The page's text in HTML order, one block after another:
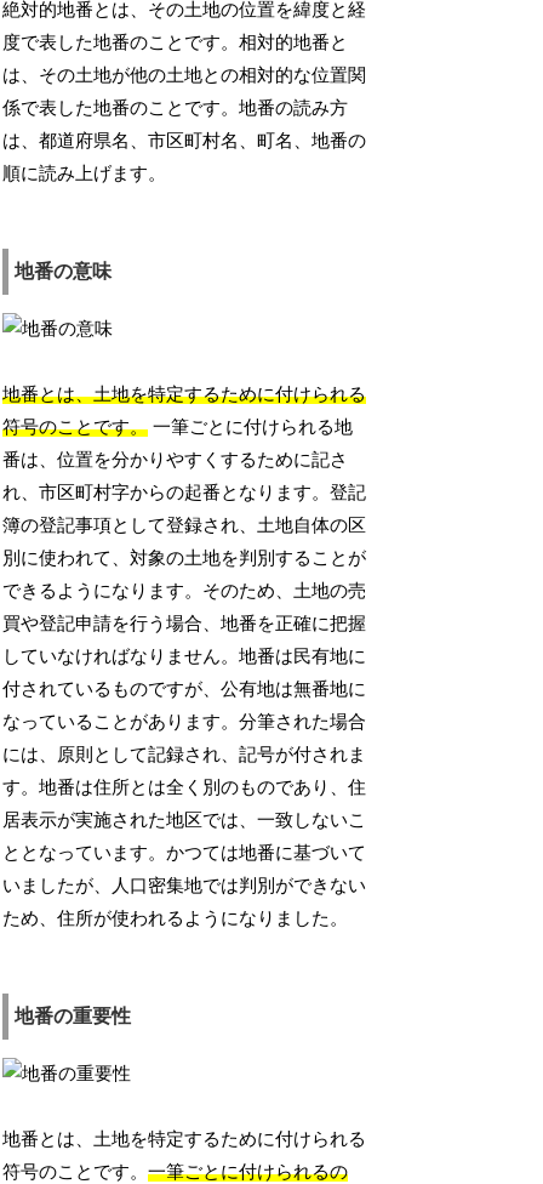
絶対的地番とは、その土地の位置を緯度と経
度で表した地番のことです。相対的地番と
は、その土地が他の土地との相対的な位置関
係で表した地番のことです。地番の読み方
は、都道府県名、市区町村名、町名、地番の
順に読み上げます。
地番の意味
地番とは、土地を特定するために付けられる
符号のことです。 一筆ごとに付けられる地
番は、位置を分かりやすくするために記さ
れ、市区町村字からの起番となります。登記
簿の登記事項として登録され、土地自体の区
別に使われて、対象の土地を判別することが
できるようになります。そのため、土地の売
買や登記申請を行う場合、地番を正確に把握
していなければなりません。地番は民有地に
付されているものですが、公有地は無番地に
なっていることがあります。分筆された場合
には、原則として記録され、記号が付されま
す。地番は住所とは全く別のものであり、住
居表示が実施された地区では、一致しないこ
ととなっています。かつては地番に基づいて
いましたが、人口密集地では判別ができない
ため、住所が使われるようになりました。
地番の重要性
地番とは、土地を特定するために付けられる
符号のことです。一筆ごとに付けられるの